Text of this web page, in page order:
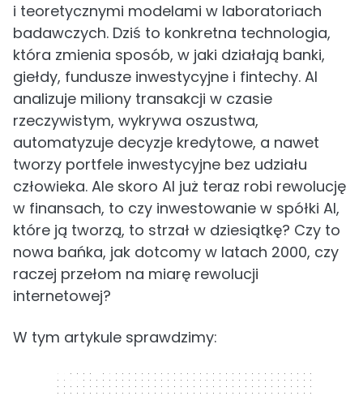
i teoretycznymi modelami w laboratoriach
badawczych. Dziś to konkretna technologia,
która zmienia sposób, w jaki działają banki,
giełdy, fundusze inwestycyjne i fintechy. AI
analizuje miliony transakcji w czasie
rzeczywistym, wykrywa oszustwa,
automatyzuje decyzje kredytowe, a nawet
tworzy portfele inwestycyjne bez udziału
człowieka. Ale skoro AI już teraz robi rewolucję
w finansach, to czy inwestowanie w spółki AI,
które ją tworzą, to strzał w dziesiątkę? Czy to
nowa bańka, jak dotcomy w latach 2000, czy
raczej przełom na miarę rewolucji
internetowej?
W tym artykule sprawdzimy:
320 x 50